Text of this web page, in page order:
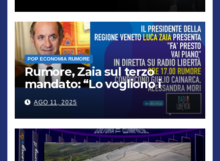
POP ECONOMIA RUMORE
Rumore, Zaia sul terzo
mandato: “Lo vogliono i
cittadini, chi non lo capisce
verrà punito”
AGO 11, 2025